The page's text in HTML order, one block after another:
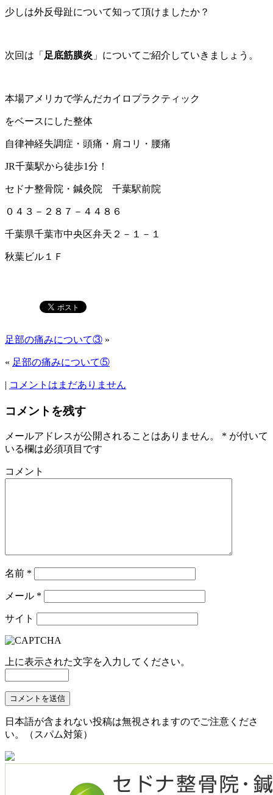
少しは外反母趾について知って頂けましたか？
次回は「 足底筋膜炎 」についてご紹介していきましょう。
本場アメリカで学んだカイロプラクティック
をベースにした整体
自律神経失調症・頭痛・肩コリ・腰痛
JR千葉駅から徒歩1分！
セドナ整骨院・鍼灸院 千葉駅前院
０４３－２８７－４４８６
千葉県千葉市中央区弁天２－１－１
秋葉ビル１Ｆ
足部の痛みについて③ »
« 足部の痛みについて⑤
| コメントはまだありません
コメントを残す
メールアドレスが公開されることはありません。 * が付いて
いる欄は必須項目です
コメント
名前 *
メール *
サイト
上に表示された文字を入力してください。
日本語が含まれない投稿は無視されますのでご注意くださ
い。（スパム対策）